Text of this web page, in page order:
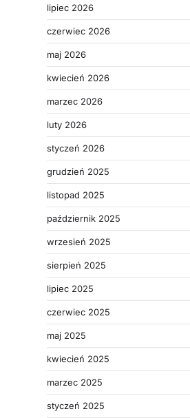
lipiec 2026
czerwiec 2026
maj 2026
kwiecień 2026
marzec 2026
luty 2026
styczeń 2026
grudzień 2025
listopad 2025
październik 2025
wrzesień 2025
sierpień 2025
lipiec 2025
czerwiec 2025
maj 2025
kwiecień 2025
marzec 2025
styczeń 2025